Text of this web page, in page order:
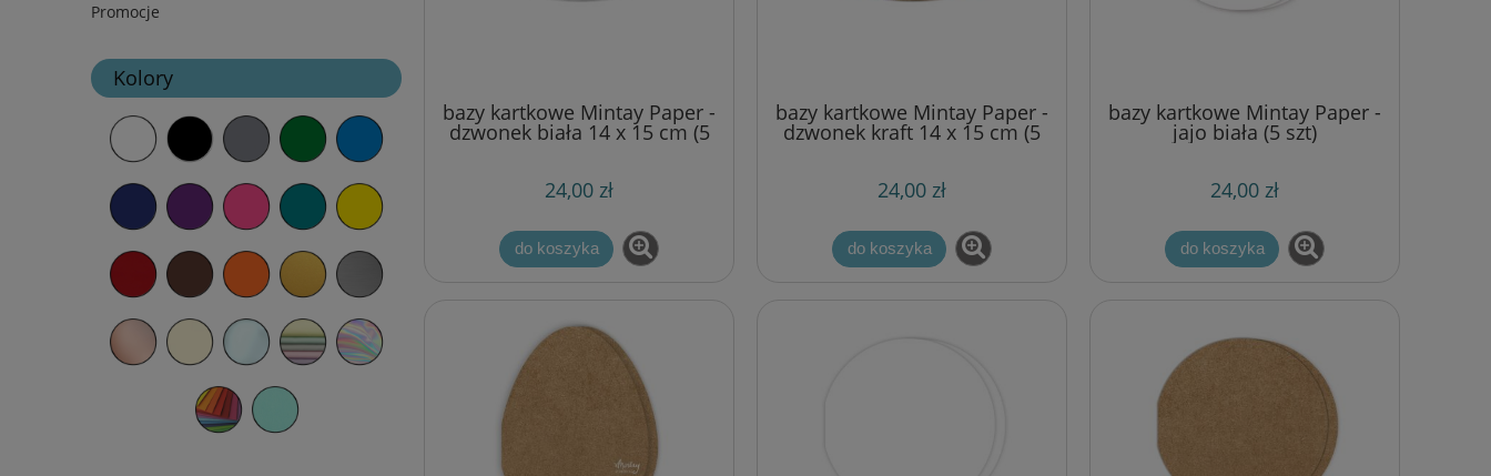
Promocje
Kolory
bazy kartkowe Mintay Paper -
dzwonek biała 14 x 15 cm (5
24,00 zł
do koszyka
bazy kartkowe Mintay Paper -
dzwonek kraft 14 x 15 cm (5
24,00 zł
do koszyka
bazy kartkowe Mintay Paper -
jajo biała (5 szt)
24,00 zł
do koszyka